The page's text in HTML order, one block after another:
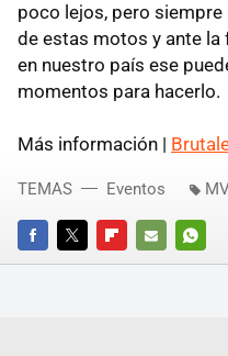
poco lejos, pero
de estas motos y ante la
en nuestro país ese
momentos para hacerlo.
Más información |
FACEBOOKTWITTERFLIPBOARD
E-
TEMAS Eventos